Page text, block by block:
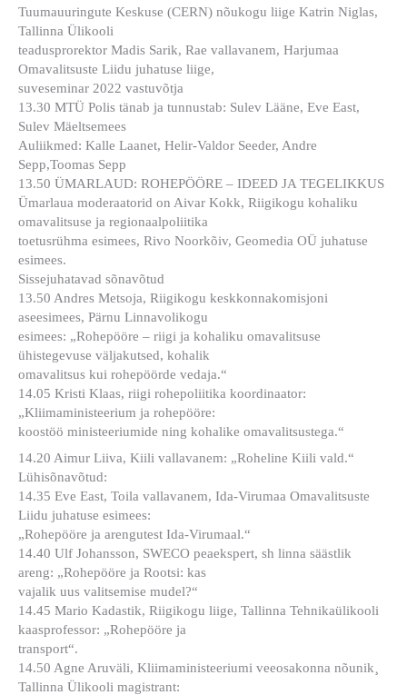
Tuumauuringute Keskuse (CERN) nõukogu liige Katrin Niglas,
Tallinna Ülikooli
teadusprorektor Madis Sarik, Rae vallavanem, Harjumaa
Omavalitsuste Liidu juhatuse liige,
suveseminar 2022 vastuvõtja
13.30 MTÜ Polis tänab ja tunnustab: Sulev Lääne, Eve East,
Sulev Mäeltsemees
Auliikmed: Kalle Laanet, Helir-Valdor Seeder, Andre
Sepp,Toomas Sepp
13.50 ÜMARLAUD: ROHEPÖÖRE – IDEED JA TEGELIKKUS
Ümarlaua moderaatorid on Aivar Kokk, Riigikogu kohaliku
omavalitsuse ja regionaalpoliitika
toetusrühma esimees, Rivo Noorkõiv, Geomedia OÜ juhatuse
esimees.
Sissejuhatavad sõnavõtud
13.50 Andres Metsoja, Riigikogu keskkonnakomisjoni
aseesimees, Pärnu Linnavolikogu
esimees: „Rohepööre – riigi ja kohaliku omavalitsuse
ühistegevuse väljakutsed, kohalik
omavalitsus kui rohepöörde vedaja.“
14.05 Kristi Klaas, riigi rohepoliitika koordinaator:
„Kliimaministeerium ja rohepööre:
koostöö ministeeriumide ning kohalike omavalitsustega.“
14.20 Aimur Liiva, Kiili vallavanem: „Roheline Kiili vald.“
Lühisõnavõtud:
14.35 Eve East, Toila vallavanem, Ida-Virumaa Omavalitsuste
Liidu juhatuse esimees:
„Rohepööre ja arengutest Ida-Virumaal.“
14.40 Ulf Johansson, SWECO peaekspert, sh linna säästlik
areng: „Rohepööre ja Rootsi: kas
vajalik uus valitsemise mudel?“
14.45 Mario Kadastik, Riigikogu liige, Tallinna Tehnikaülikooli
kaasprofessor: „Rohepööre ja
transport“.
14.50 Agne Aruväli, Kliimaministeeriumi veeosakonna nõunik¸
Tallinna Ülikooli magistrant: